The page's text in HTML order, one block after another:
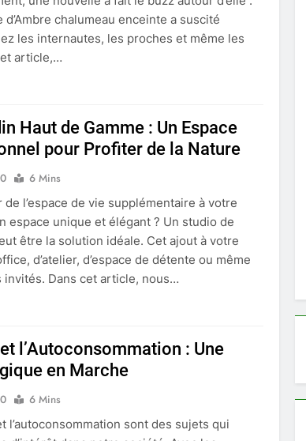
d’Ambre chalumeau enceinte a suscité
les internautes, les proches et même les
article,…
Haut de Gamme : Un Espace
pour Profiter de la Nature
0
6 Mins
l’espace de vie supplémentaire à votre
espace unique et élégant ? Un studio de
être la solution idéale. Cet ajout à votre
d’atelier, d’espace de détente ou même
invités. Dans cet article, nous…
l’Autoconsommation : Une
en Marche
0
6 Mins
l’autoconsommation sont des sujets qui